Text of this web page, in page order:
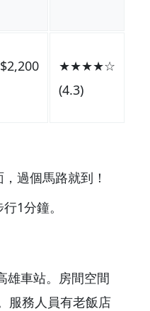
★★★★☆
(4.3)
過個馬路就到！
1分鐘。
雄車站。房間空間
服務人員有老飯店